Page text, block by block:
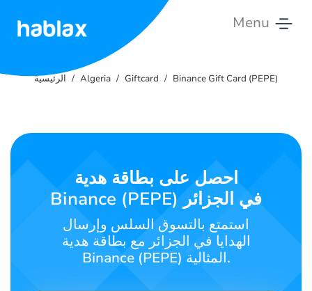
Menu
الأسعار
اتصل
الرئيسية Algeria Giftcard Binance Gift Card (PEPE)
احصل على بطاقة هدية
Binance (PEPE) في الجزائر
استمتع بالتسوق السلس وإرسال
الهدايا في الجزائر مع بطاقة هدية
Binance (PEPE) المثالية.